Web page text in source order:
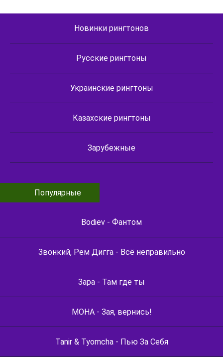
Новинки рингтонов
Русские рингтоны
Украинские рингтоны
Казахские рингтоны
Зарубежные
Популярные
Bodiev - Фантом
Звонкий, Рем Дигга - Всё неправильно
Зара - Там где ты
МОНА - Зая, вернись!
Tanir & Tyomcha - Пью За Себя